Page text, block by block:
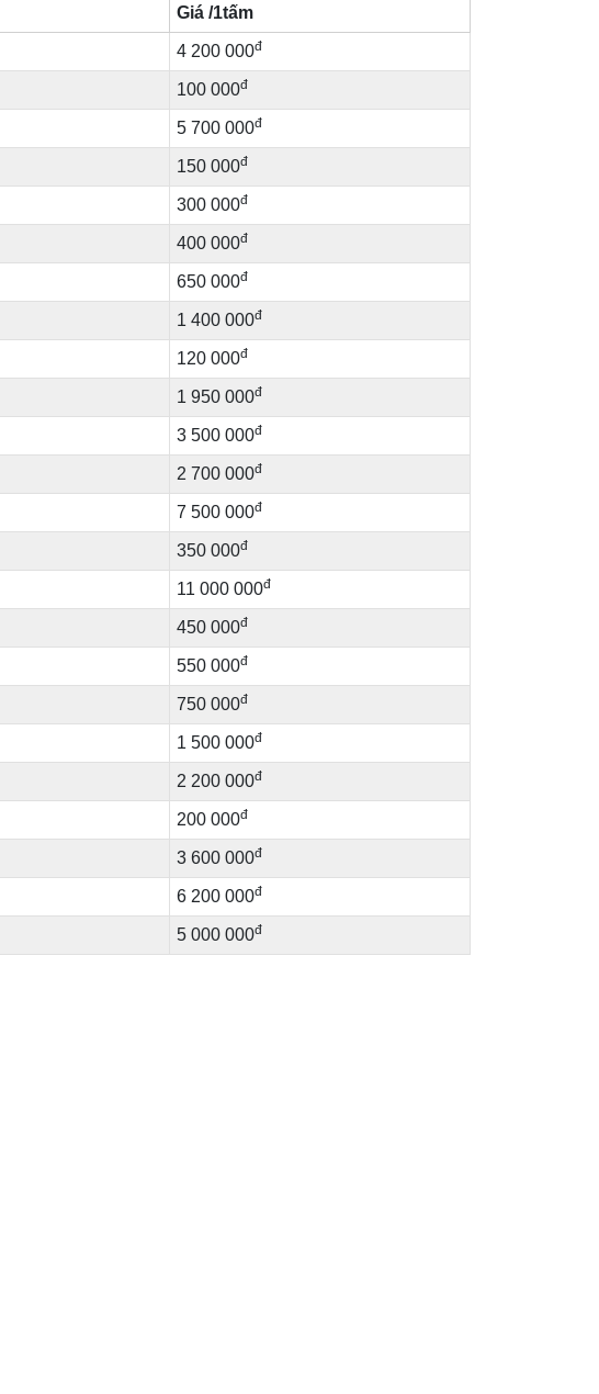
Giá /1tấm
4 200 000đ
100 000đ
5 700 000đ
150 000đ
300 000đ
400 000đ
650 000đ
1 400 000đ
120 000đ
1 950 000đ
3 500 000đ
2 700 000đ
7 500 000đ
350 000đ
11 000 000đ
450 000đ
550 000đ
750 000đ
1 500 000đ
2 200 000đ
200 000đ
3 600 000đ
6 200 000đ
5 000 000đ